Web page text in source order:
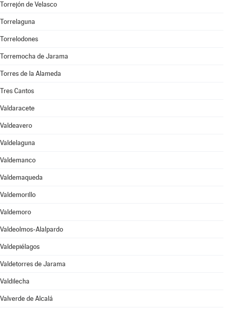
Torrejón de Velasco
Torrelaguna
Torrelodones
Torremocha de Jarama
Torres de la Alameda
Tres Cantos
Valdaracete
Valdeavero
Valdelaguna
Valdemanco
Valdemaqueda
Valdemorillo
Valdemoro
Valdeolmos-Alalpardo
Valdepiélagos
Valdetorres de Jarama
Valdilecha
Valverde de Alcalá